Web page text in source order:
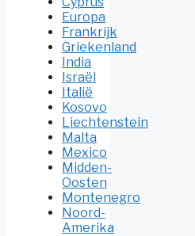
Europa
Frankrijk
Griekenland
India
Israël
Italië
Kosovo
Liechtenstein
Malta
Mexico
Midden-
Oosten
Montenegro
Noord-
Amerika